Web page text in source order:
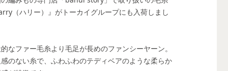
（ハリー）』がトーカイグループにも入荷しまし
なファー毛糸より毛足が長めのファンシーヤーン。
のない糸で、ふわふわのテディベアのような柔らか